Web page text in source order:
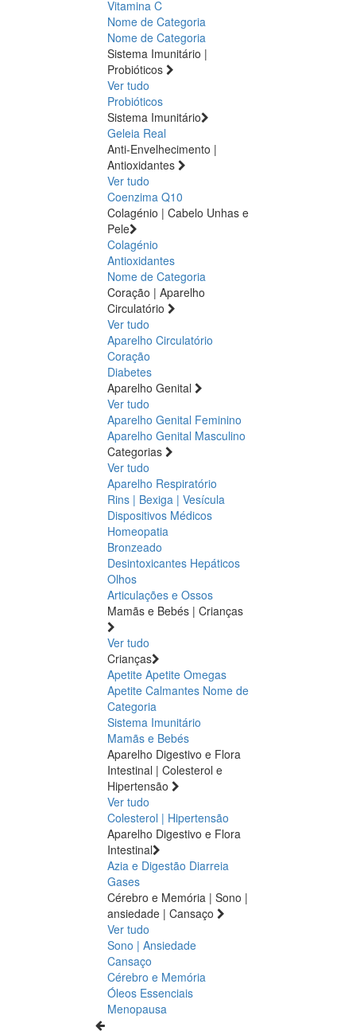
Vitamina C
Nome de Categoria
Nome de Categoria
Sistema Imunitário |
Probióticos
Ver tudo
Probióticos
Sistema Imunitário
Geleia Real
Anti-Envelhecimento |
Antioxidantes
Ver tudo
Coenzima Q10
Colagénio | Cabelo Unhas e
Pele
Colagénio
Antioxidantes
Nome de Categoria
Coração | Aparelho
Circulatório
Ver tudo
Aparelho Circulatório
Coração
Diabetes
Aparelho Genital
Ver tudo
Aparelho Genital Feminino
Aparelho Genital Masculino
Categorias
Ver tudo
Aparelho Respiratório
Rins | Bexiga | Vesícula
Dispositivos Médicos
Homeopatia
Bronzeado
Desintoxicantes Hepáticos
Olhos
Articulações e Ossos
Mamãs e Bebés | Crianças
Ver tudo
Crianças
Apetite Apetite Omegas
Apetite Calmantes Nome de
Categoria
Sistema Imunitário
Mamãs e Bebés
Aparelho Digestivo e Flora
Intestinal | Colesterol e
Hipertensão
Ver tudo
Colesterol | Hipertensão
Aparelho Digestivo e Flora
Intestinal
Azia e Digestão Diarreia
Gases
Cérebro e Memória | Sono |
ansiedade | Cansaço
Ver tudo
Sono | Ansiedade
Cansaço
Cérebro e Memória
Óleos Essenciais
Menopausa